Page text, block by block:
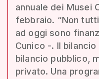
annuale dei Musei
febbraio. “Non
ad oggi sono
Cunico -. Il
bilancio pubblico,
privato. Una